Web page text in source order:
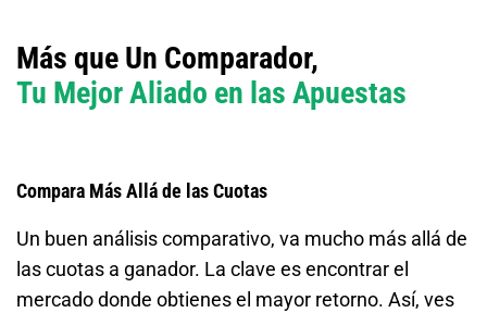
Más que Un Comparador,
Tu Mejor Aliado en las Apuestas
Compara Más Allá de las Cuotas
Un buen análisis comparativo, va mucho más allá de
las cuotas a ganador. La clave es encontrar el
mercado donde obtienes el mayor retorno. Así, ves